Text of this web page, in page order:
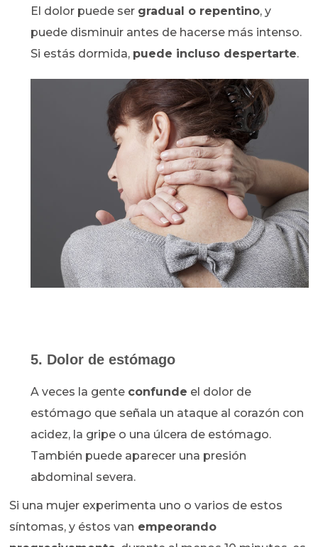
El dolor puede ser gradual o repentino, y
puede disminuir antes de hacerse más intenso.
Si estás dormida, puede incluso despertarte.
5. Dolor de estómago
A veces la gente confunde el dolor de
estómago que señala un ataque al corazón con
acidez, la gripe o una úlcera de estómago.
También puede aparecer una presión
abdominal severa.
Si una mujer experimenta uno o varios de estos
síntomas, y éstos van empeorando